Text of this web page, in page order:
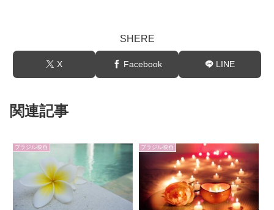
SHERE
X Facebook LINE
関連記事
ブラジル映画 ブラジル映画